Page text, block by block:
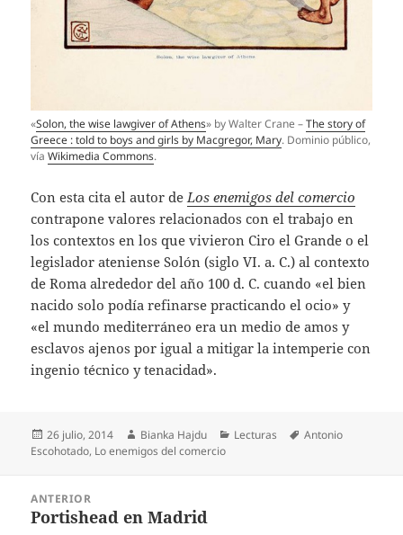
«Solon, the wise lawgiver of Athens» by Walter Crane –The story of
Greece : told to boys and girls by Macgregor, Mary. Dominio público,
víaWikimedia Commons.
Con esta cita el autor deLos enemigos del comercio
contrapone valores relacionados con el trabajo en
los contextos en los que vivieron Ciro el Grande o el
legislador ateniense Solón (siglo VI. a. C.) al contexto
de Roma alrededor del año 100 d. C. cuando «el bien
nacido solo podía refinarse practicando el ocio» y
«el mundo mediterráneo era un medio de amos y
esclavos ajenos por igual a mitigar la intemperie con
ingenio técnico y tenacidad».
Publicado
el
26 julio, 2014 Autor
Bianka Hajdu Categorías
Lecturas Etiquetas
Antonio
Escohotado, Lo enemigos del comercio
entradas
ANTERIOR
Entrada
Portishead en Madrid